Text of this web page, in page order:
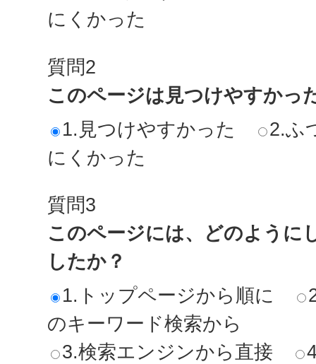
にくかった
質問2
このページは見つけやすかっ
1.見つけやすかった
2.ふ
にくかった
質問3
このページには、どのように
したか？
1.トップページから順に
のキーワード検索から
3.検索エンジンから直接